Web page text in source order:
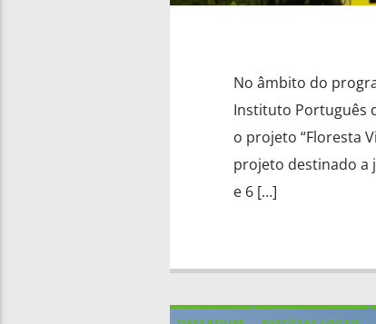
No âmbito do
Instituto Português
o projeto “Floresta
projeto destinado a
e 6 […]